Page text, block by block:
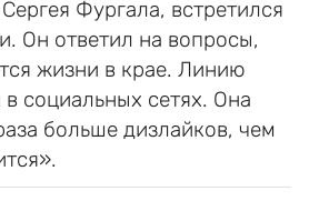
Фургала, встретился
Он ответил на вопросы,
жизни в крае. Линию
социальных сетях. Она
больше дизлайков, чем